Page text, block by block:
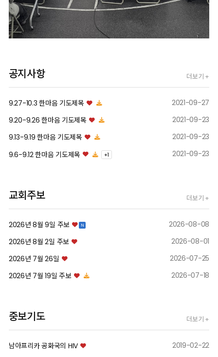
04/17/2026
AI_seminar
자세히보기
공지사항 더보기 +
9.27-10.3 한마음 기도제목
2021-09-27
9.20-9.26 한마음 기도제목
2021-09-23
9.13-9.19 한마음 기도제목
2021-09-23
9.6-9.12 한마음 기도제목
+1 2021-09-23
교회주보 더보기 +
2026년 8월 9일 주보 N
2026-08-08
2026년 8월 2일 주보
2026-08-01
2026년 7월 26일
2026-07-25
2026년 7월 19일 주보
2026-07-18
중보기도 더보기 +
남아프리카 공화국의 HIV
2019-02-22